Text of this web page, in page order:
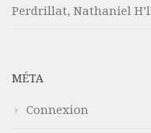
Perdrillat, Nathaniel
MÉTA
Connexion